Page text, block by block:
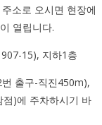
소로 오시면 현장에
열립니다.
15), 지하1층
출구-직진450m),
)에 주차하시기 바